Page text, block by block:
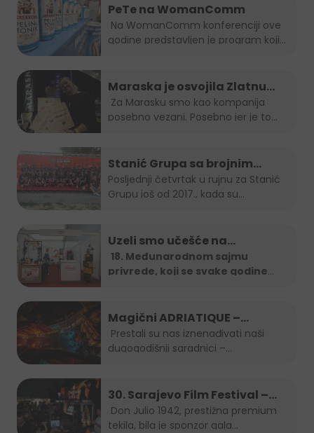
PeTe na WomanComm
godine predstavljen je program koji
Maraska je osvojila Zlatnu
plaketu, opet!
posebno vezani. Posebno jer je to...
Stanić Grupa sa brojnim
timom na B2B run utrci
Posljednji četvrtak u rujnu za Stanić
Grupu još od 2017., kada su...
Uzeli smo učešće na…
18. Međunarodnom sajmu
privrede, koji se svake godine
Magični ADRIATIQUE –
posljednja noć SFF-a
dugogodišnji saradnici –...
30. Sarajevo Film Festival –
Don Julio Gala zabava
tekila, bila je sponzor gala...